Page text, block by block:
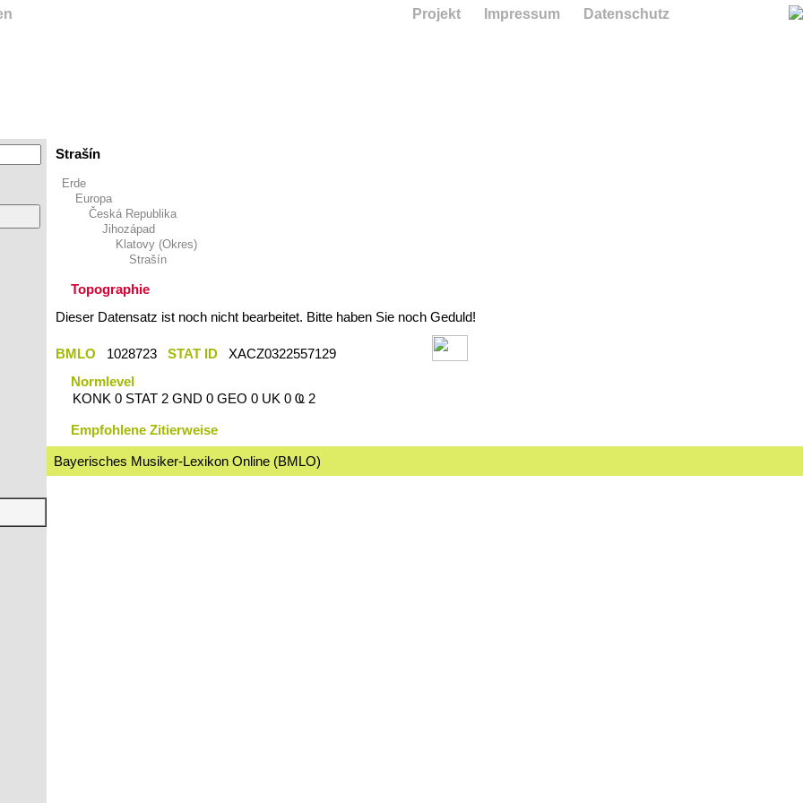
Strašín
Erde
Europa
Česká Republika
Jihozápad
Klatovy (Okres)
Strašín
Topographie
Dieser Datensatz ist noch nicht bearbeitet. Bitte haben Sie noch Geduld!
BMLO 1028723 STAT ID
XACZ0322557129
Normlevel
KONK 0 STAT 2 GND 0 GEO 0 UK 0 Ҩ 2
Empfohlene Zitierweise
Bayerisches Musiker-Lexikon Online (BMLO)
Projekt Impressum Datenschutz